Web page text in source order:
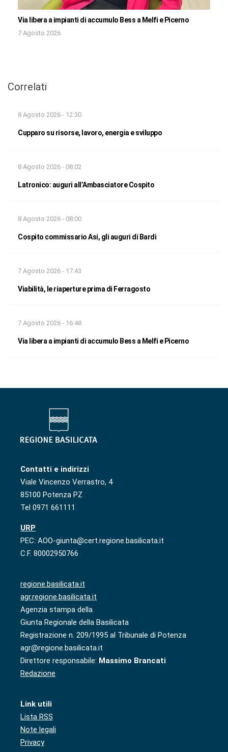
Via libera a impianti di accumulo Bess a Melfi e Picerno
7 Agosto 2026
Correlati
8 Agosto 2026 - 12:30
Cupparo su risorse, lavoro, energia e sviluppo
8 Agosto 2026 - 08:02
Latronico: auguri all’Ambasciatore Cospito
8 Agosto 2026 - 08:00
Cospito commissario Asi, gli auguri di Bardi
7 Agosto 2026 - 17:43
Viabilità, le riaperture prima di Ferragosto
7 Agosto 2026 - 16:48
Via libera a impianti di accumulo Bess a Melfi e Picerno
Contatti e indirizzi
Viale Vincenzo Verrastro, 4
85100 Potenza PZ
Tel 0971 661111
URP
PEC: AOO-giunta@cert.regione.basilicata.it
C.F. 80002950766
regione.basilicata.it
agr.regione.basilicata.it
Agenzia stampa della
Giunta Regionale della Basilicata
Registrazione n. 209/1995 al Tribunale di Potenza
agr@regione.basilicata.it
Direttore responsabile: Massimo Brancati
Redazione
Link utili
Lista RSS
Note legali
Privacy